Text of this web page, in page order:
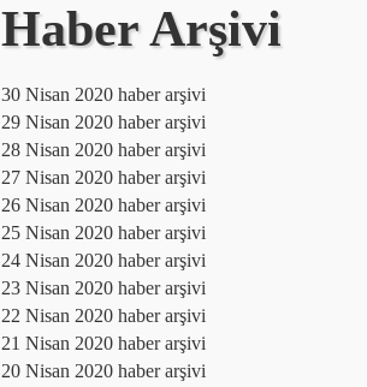
Haber Arşivi
30 Nisan 2020 haber arşivi
29 Nisan 2020 haber arşivi
28 Nisan 2020 haber arşivi
27 Nisan 2020 haber arşivi
26 Nisan 2020 haber arşivi
25 Nisan 2020 haber arşivi
24 Nisan 2020 haber arşivi
23 Nisan 2020 haber arşivi
22 Nisan 2020 haber arşivi
21 Nisan 2020 haber arşivi
20 Nisan 2020 haber arşivi